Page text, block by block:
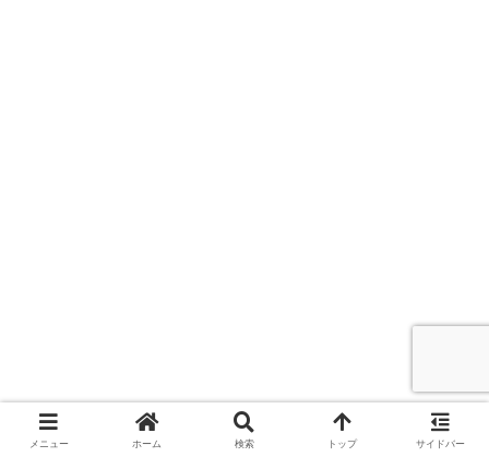
メニュー ホーム 検索 トップ サイドバー